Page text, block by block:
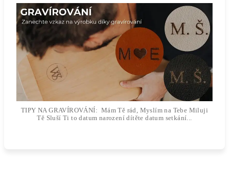
TIPY NA GRAVÍROVÁNÍ: Mám Tě rád, Myslím na Tebe Miluji
Tě Sluší Ti to datum narození dítěte datum setkání...